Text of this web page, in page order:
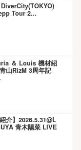
Tour 2...
＆ Louis 機材紹
山RizM 3周年記
介】2026.5.31@L
青木陽菜 LIVE